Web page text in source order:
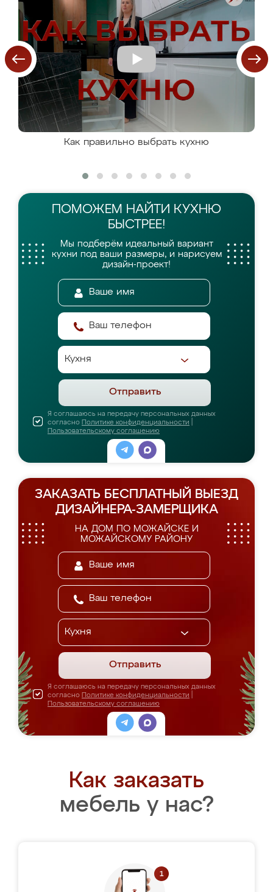
Как правильно выбрать кухню
ПОМОЖЕМ НАЙТИ КУХНЮ
БЫСТРЕЕ!
Мы подберём идеальный вариант
кухни под ваши размеры, и нарисуем
дизайн-проект!
Отправить
Я соглашаюсь на передачу персональных данных
согласно Политике конфиденциальности
Пользовательскому соглашению
ЗАКАЗАТЬ БЕСПЛАТНЫЙ ВЫЕЗД
ДИЗАЙНЕРА-ЗАМЕРЩИКА
НА ДОМ ПО МОЖАЙСКЕ И
МОЖАЙСКОМУ РАЙОНУ
Отправить
Я соглашаюсь на передачу персональных данных
согласно Политике конфиденциальности
Пользовательскому соглашению
Как заказать
мебель у нас?